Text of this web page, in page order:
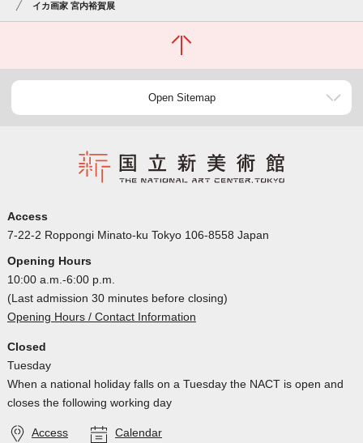
イカ画家 宮内裕賀展
Open Sitemap
Access
7-22-2 Roppongi Minato-ku Tokyo 106-8558 Japan
Opening Hours
10:00 a.m.-6:00 p.m.
(Last admission 30 minutes before closing)
Opening Hours / Contact Information
Closed
Tuesday
When a national holiday falls on a Tuesday the NACT is open and
closes the following working day
Access Calendar